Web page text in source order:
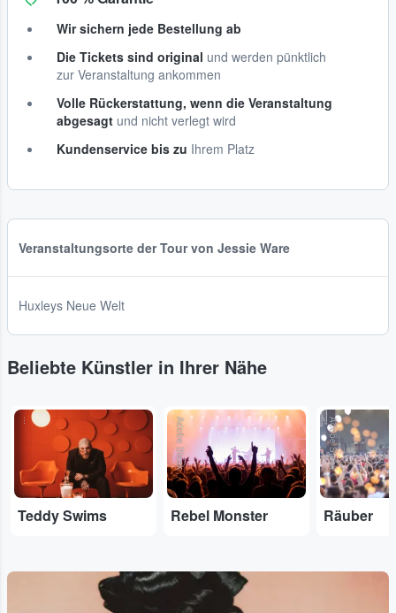
Wir sichern jede Bestellung ab
Die Tickets sind original und werden pünktlich
zur Veranstaltung ankommen
Volle Rückerstattung, wenn die Veranstaltung
abgesagt und nicht verlegt wird
Kundenservice bis zu Ihrem Platz
Veranstaltungsorte der Tour von Jessie Ware
Huxleys Neue Welt
Beliebte Künstler in Ihrer Nähe
...
Teddy Swims
Adobe Stock
Rebel Monster
Adobe Stock
Räuber